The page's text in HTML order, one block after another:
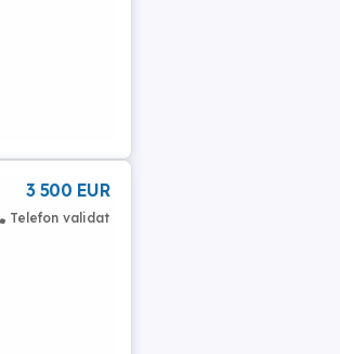
3 500 EUR
Telefon validat